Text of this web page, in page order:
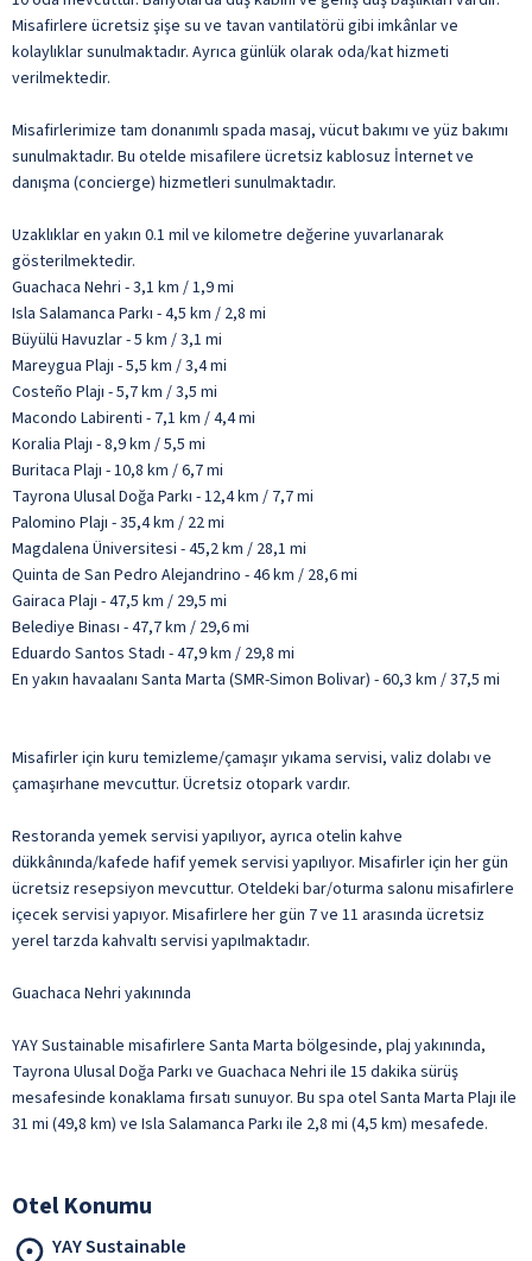
Misafirlere ücretsiz şişe su ve tavan vantilatörü gibi imkânlar ve
kolaylıklar sunulmaktadır. Ayrıca günlük olarak oda/kat hizmeti
verilmektedir.
Misafirlerimize tam donanımlı spada masaj, vücut bakımı ve yüz bakımı
sunulmaktadır. Bu otelde misafilere ücretsiz kablosuz İnternet ve
danışma (concierge) hizmetleri sunulmaktadır.
Uzaklıklar en yakın 0.1 mil ve kilometre değerine yuvarlanarak
gösterilmektedir.
Guachaca Nehri - 3,1 km / 1,9 mi
Isla Salamanca Parkı - 4,5 km / 2,8 mi
Büyülü Havuzlar - 5 km / 3,1 mi
Mareygua Plajı - 5,5 km / 3,4 mi
Costeño Plajı - 5,7 km / 3,5 mi
Macondo Labirenti - 7,1 km / 4,4 mi
Koralia Plajı - 8,9 km / 5,5 mi
Buritaca Plajı - 10,8 km / 6,7 mi
Tayrona Ulusal Doğa Parkı - 12,4 km / 7,7 mi
Palomino Plajı - 35,4 km / 22 mi
Magdalena Üniversitesi - 45,2 km / 28,1 mi
Quinta de San Pedro Alejandrino - 46 km / 28,6 mi
Gairaca Plajı - 47,5 km / 29,5 mi
Belediye Binası - 47,7 km / 29,6 mi
Eduardo Santos Stadı - 47,9 km / 29,8 mi
En yakın havaalanı Santa Marta (SMR-Simon Bolivar) - 60,3 km / 37,5 mi
Misafirler için kuru temizleme/çamaşır yıkama servisi, valiz dolabı ve
çamaşırhane mevcuttur. Ücretsiz otopark vardır.
Restoranda yemek servisi yapılıyor, ayrıca otelin kahve
dükkânında/kafede hafif yemek servisi yapılıyor. Misafirler için her gün
ücretsiz resepsiyon mevcuttur. Oteldeki bar/oturma salonu misafirlere
içecek servisi yapıyor. Misafirlere her gün 7 ve 11 arasında ücretsiz
yerel tarzda kahvaltı servisi yapılmaktadır.
Guachaca Nehri yakınında
YAY Sustainable misafirlere Santa Marta bölgesinde, plaj yakınında,
Tayrona Ulusal Doğa Parkı ve Guachaca Nehri ile 15 dakika sürüş
mesafesinde konaklama fırsatı sunuyor. Bu spa otel Santa Marta Plajı ile
31 mi (49,8 km) ve Isla Salamanca Parkı ile 2,8 mi (4,5 km) mesafede.
Otel Konumu
YAY Sustainable